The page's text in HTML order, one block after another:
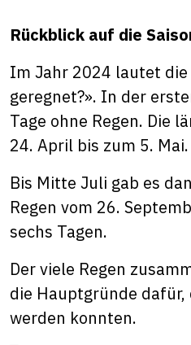
Rückblick auf die
Im Jahr 2024 lautet die
geregnet?». In der
Tage ohne Regen. Die
24. April bis zum 5.
Bis Mitte Juli gab es
Regen vom 26.
sechs Tagen.
Der viele Regen
die Hauptgründe
werden konnten.